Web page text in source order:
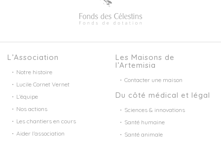
L’Association
Notre histoire
Lucile Cornet Vernet
L’équipe
Nos actions
Les chantiers en cours
Aider l’association
Les Maisons de
l’Artemisia
Contacter une maison
Du côté médical et légal
Sciences & innovations
Santé humaine
Santé animale